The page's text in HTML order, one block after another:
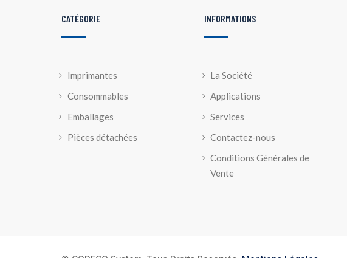
CATÉGORIE
Imprimantes
Consommables
Emballages
Pièces détachées
INFORMATIONS
La Société
Applications
Services
Contactez-nous
Conditions Générales de
Vente